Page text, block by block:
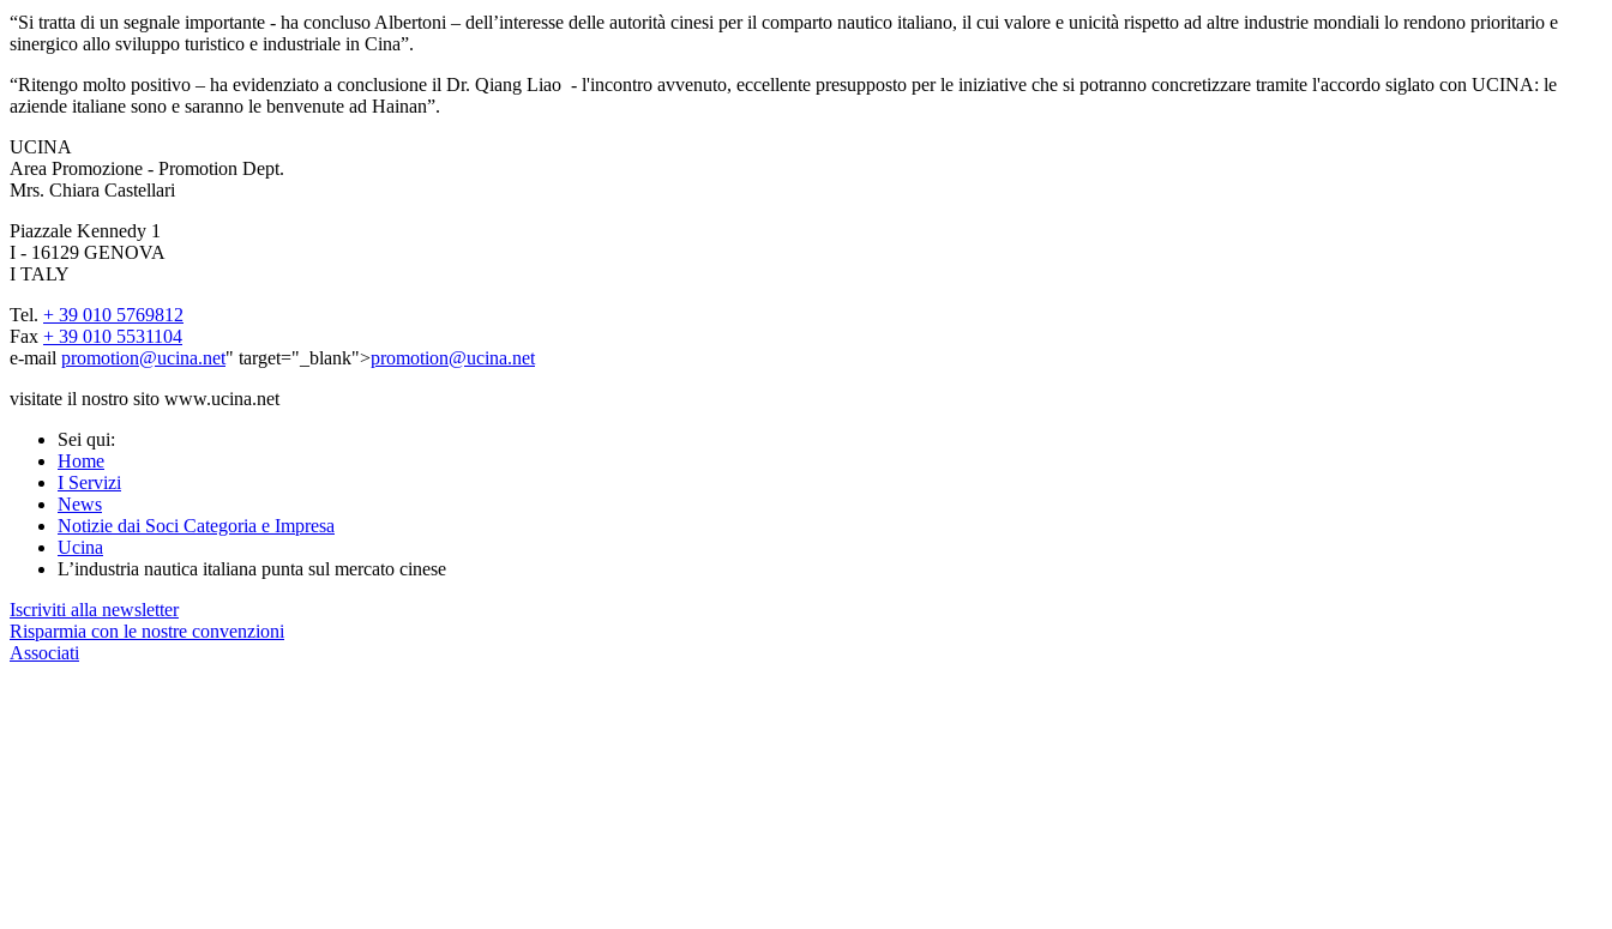
“Si tratta di un segnale importante - ha concluso Albertoni – dell’interesse delle autorità cinesi per il comparto nautico italiano, il cui valore e unicità rispetto ad altre industrie mondiali lo rendono prioritario e
sinergico allo sviluppo turistico e industriale in Cina”.
“Ritengo molto positivo – ha evidenziato a conclusione il Dr. Qiang Liao - l'incontro avvenuto, eccellente presupposto per le iniziative che si potranno concretizzare tramite l'accordo siglato con UCINA: le
aziende italiane sono e saranno le benvenute ad Hainan”.
UCINA
Area Promozione - Promotion Dept.
Mrs. Chiara Castellari
Piazzale Kennedy 1
I - 16129 GENOVA
I TALY
Tel. + 39 010 5769812
Fax + 39 010 5531104
e-mail promotion@ucina.net" target="_blank">promotion@ucina.net
visitate il nostro sito www.ucina.net
Sei qui:
Home
I Servizi
News
Notizie dai Soci Categoria e Impresa
Ucina
L’industria nautica italiana punta sul mercato cinese
Iscriviti alla newsletter
Risparmia con le nostre convenzioni
Associati